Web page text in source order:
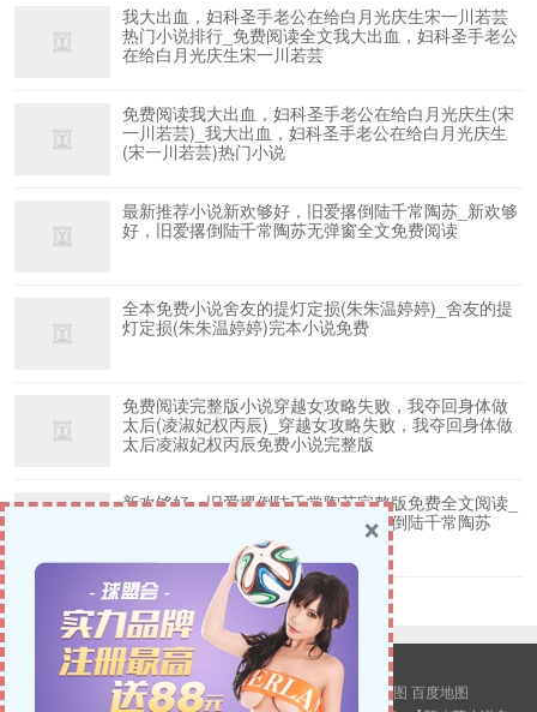
我大出血，妇科圣手老公在给白月光庆生宋一川若芸
热门小说排行_免费阅读全文我大出血，妇科圣手老公
在给白月光庆生宋一川若芸
免费阅读我大出血，妇科圣手老公在给白月光庆生(宋
一川若芸)_我大出血，妇科圣手老公在给白月光庆生
(宋一川若芸)热门小说
最新推荐小说新欢够好，旧爱撂倒陆千常陶苏_新欢够
好，旧爱撂倒陆千常陶苏无弹窗全文免费阅读
全本免费小说舍友的提灯定损(朱朱温婷婷)_舍友的提
灯定损(朱朱温婷婷)完本小说免费
免费阅读完整版小说穿越女攻略失败，我夺回身体做
太后(凌淑妃权丙辰)_穿越女攻略失败，我夺回身体做
太后凌淑妃权丙辰免费小说完整版
新欢够好，旧爱撂倒陆千常陶苏完整版免费全文阅读_
热门小说免费阅读新欢够好，旧爱撂倒陆千常陶苏
© 2026新八荒小说网 版权所有.站点地图 谷歌地图 百度地图
×